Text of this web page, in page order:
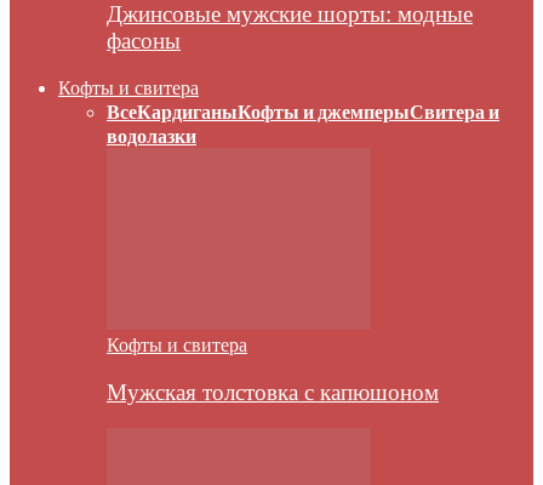
Джинсовые мужские шорты: модные
фасоны
Кофты и свитера
ВсеКардиганыКофты и джемперыСвитера и
водолазки
Кофты и свитера
Мужская толстовка с капюшоном